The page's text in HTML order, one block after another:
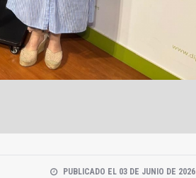
PUBLICADO EL 03 DE JUNIO DE 2026